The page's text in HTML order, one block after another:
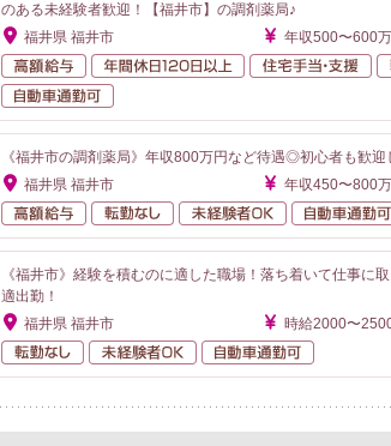
のある未経験者歓迎！【福井市】の調剤薬局♪
福井県 福井市
年収500〜600
高額給与
年間休日120日以上
《福井市の調剤薬局》年収800万円など待遇◎初心者も歓迎
福井県 福井市
年収450〜800
高額給与
転勤なし 未経験者OK
《福井市》経験を積むのに適した職場！落ち着いて仕事に
適出勤！
福井県 福井市
時給2000〜
転勤なし
未経験者OK